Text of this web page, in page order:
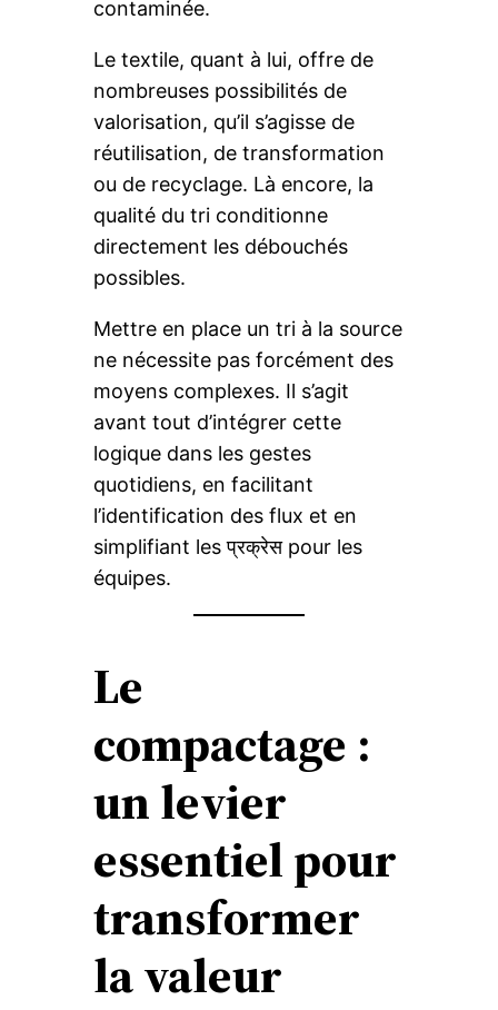
contaminée.
Le textile, quant à lui, offre de
nombreuses possibilités de
valorisation, qu’il s’agisse de
réutilisation, de transformation
ou de recyclage. Là encore, la
qualité du tri conditionne
directement les débouchés
possibles.
Mettre en place un tri à la source
ne nécessite pas forcément des
moyens complexes. Il s’agit
avant tout d’intégrer cette
logique dans les gestes
quotidiens, en facilitant
l’identification des flux et en
simplifiant les प्रक्रेस pour les
équipes.
Le
compactage :
un levier
essentiel pour
transformer
la valeur